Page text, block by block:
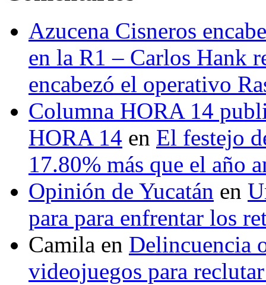
Azucena Cisneros
en la R1 – Carlos Hank
encabezó el operativo
Columna HORA 14
HORA 14 en El festejo
17.80% más que el año
Opinión de Yucatán en
para para enfrentar los
Camila en Delincuencia
videojuegos para